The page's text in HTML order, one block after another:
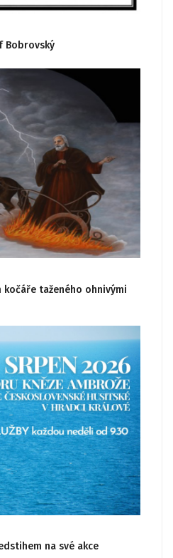
Bobrovský
kočáře taženého ohnivými
na své akce